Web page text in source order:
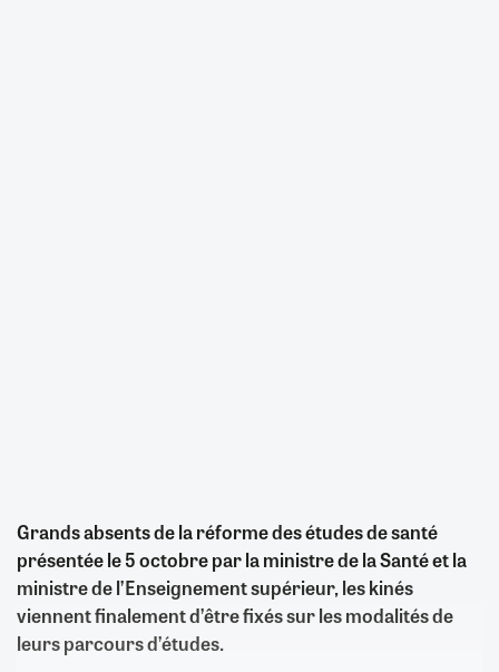
Grands absents de la réforme des études de santé
présentée le 5 octobre par la ministre de la Santé et la
ministre de l’Enseignement supérieur, les kinés
viennent finalement d’être fixés sur les modalités de
leurs parcours d’études.